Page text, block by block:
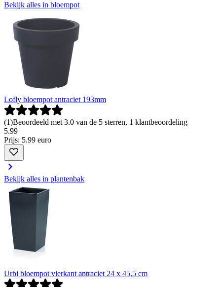
Bekijk alles in bloempot
Lofly bloempot antraciet 193mm
(1)Beoordeeld met 3.0 van de 5 sterren, 1 klantbeoordeling
5.99
Prijs: 5.99 euro
Bekijk alles in plantenbak
Urbi bloempot vierkant antraciet 24 x 45,5 cm